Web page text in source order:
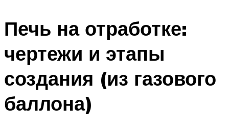
Печь на отработке:
чертежи и этапы
создания (из газового
баллона)